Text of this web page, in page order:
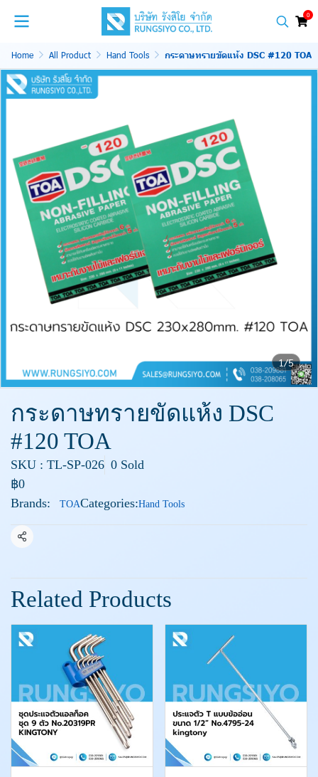
0
Home All Product Hand Tools กระดาษทรายขัดแห้ง DSC #120 TOA
1/5
กระดาษทรายขัดแห้ง DSC
#120 TOA
SKU : TL-SP-026 0 Sold
฿0
Brands:
TOACategories:Hand Tools
Share
Related Products